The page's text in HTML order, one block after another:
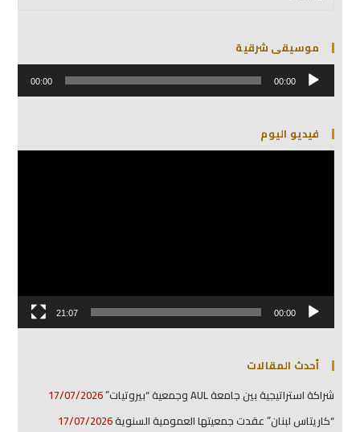
موسيقى شرقية
مشغل
الصوت 00:00
00:00
فيديو اليوم
مشغل
00:00
21:07
أحدث المقالات
شراكة استراتيجية بين جامعة AUL وجمعية “بيروتيات”
17/07/2026
“كاريتاس لبنان” عقدت جمعيتها العمومية السنوية17/07/2026